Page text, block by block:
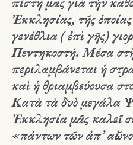
Ἐκκλησίας, τῆς
γενέθλια ( ἐπὶ γῆς)
Πεντηκοστή. Μέσα
περιλαμβάνεται ἡ
καὶ ἡ θριαμβεύουσα
Κατὰ τὰ δυὸ μεγάλα
Ἐκκλησία μᾶς καλεῖ
«πάντων τῶν ἀπ’